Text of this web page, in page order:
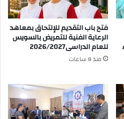
فتح باب التقديم للإلتحاق بمعاهد
الرعاية الفنية للتمريض بالسويس
للعام الدراسى2026/2027
منذ 8 ساعات